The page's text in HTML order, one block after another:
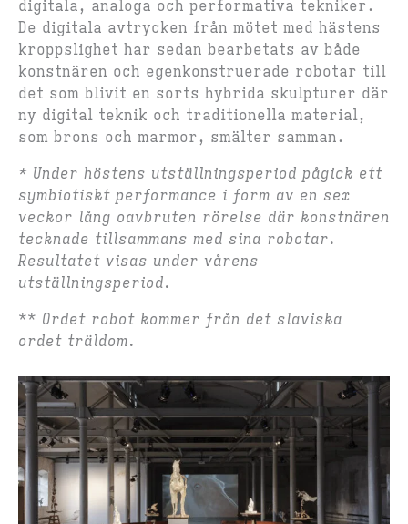
digitala, analoga och performativa tekniker.
De digitala avtrycken från mötet med hästens
kroppslighet har sedan bearbetats av både
konstnären och egenkonstruerade robotar till
det som blivit en sorts hybrida skulpturer där
ny digital teknik och traditionella material,
som brons och marmor, smälter samman.
* Under höstens utställningsperiod pågick ett
symbiotiskt performance i form av en sex
veckor lång oavbruten rörelse där konstnären
tecknade tillsammans med sina robotar.
Resultatet visas under vårens
utställningsperiod.
** Ordet robot kommer från det slaviska
ordet träldom.